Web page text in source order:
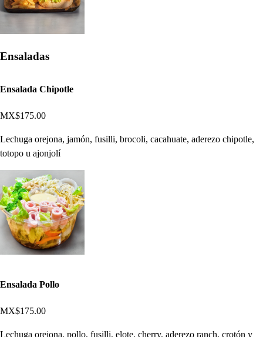
Ensaladas
Ensalada Chipotle
MX$175.00
Lechuga orejona, jamón, fusilli, brocoli, cacahuate, aderezo chipotle,
totopo u ajonjolí
Ensalada Pollo
MX$175.00
Lechuga orejona, pollo, fusilli, elote, cherry, aderezo ranch, crotón y